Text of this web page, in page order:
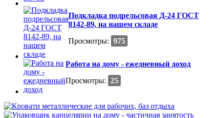
Подкладка подрельсовая Д-24 ГОСТ
8142-89, на нашем складе
Просмотры: 975
Работа на дому - ежедневный доход
Просмотры: 25